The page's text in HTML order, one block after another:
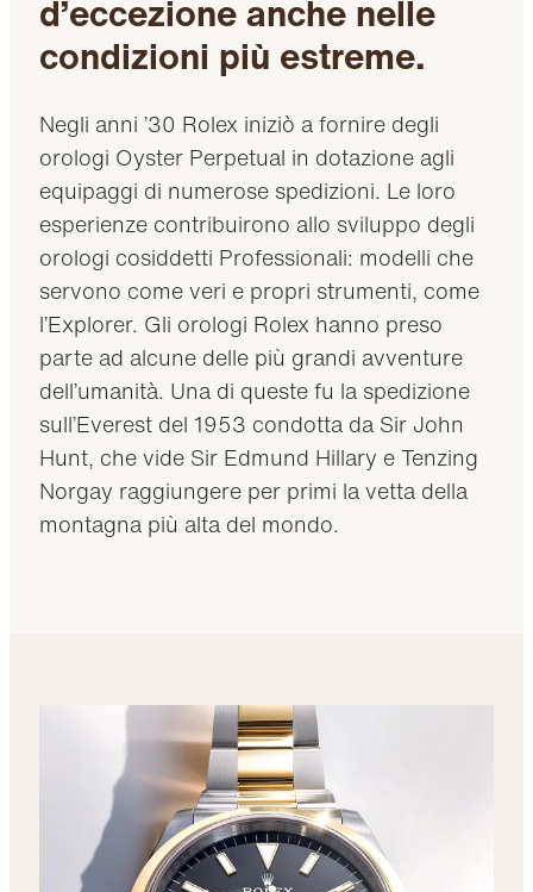
d’eccezione anche nelle
condizioni più estreme.
Negli anni ’30 Rolex iniziò a fornire degli
orologi Oyster Perpetual in dotazione agli
equipaggi di numerose spedizioni. Le loro
esperienze contribuirono allo sviluppo degli
orologi cosiddetti Professionali: modelli che
servono come veri e propri strumenti, come
l’Explorer. Gli orologi Rolex hanno preso
parte ad alcune delle più grandi avventure
dell’umanità. Una di queste fu la spedizione
sull’Everest del 1953 condotta da Sir John
Hunt, che vide Sir Edmund Hillary e Tenzing
Norgay raggiungere per primi la vetta della
montagna più alta del mondo.